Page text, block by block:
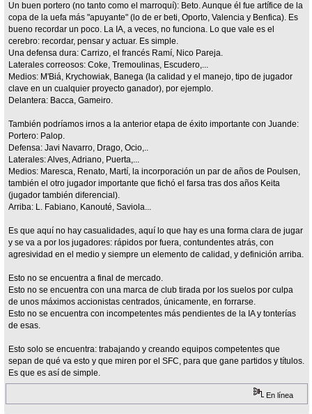
Un buen portero (no tanto como el marroquí): Beto. Aunque él fue artífice de la
copa de la uefa más "apuyante" (lo de er beti, Oporto, Valencia y Benfica). Es
bueno recordar un poco. La IA, a veces, no funciona. Lo que vale es el
cerebro: recordar, pensar y actuar. Es simple.
Una defensa dura: Carrizo, el francés Ramí, Nico Pareja.
Laterales correosos: Coke, Tremoulinas, Escudero,...
Medios: M'Biá, Krychowiak, Banega (la calidad y el manejo, tipo de jugador
clave en un cualquier proyecto ganador), por ejemplo.
Delantera: Bacca, Gameiro.
También podríamos irnos a la anterior etapa de éxito importante con Juande:
Portero: Palop.
Defensa: Javi Navarro, Drago, Ocio,..
Laterales: Alves, Adriano, Puerta,...
Medios: Maresca, Renato, Martí, la incorporación un par de años de Poulsen,
también el otro jugador importante que fichó el farsa tras dos años Keita
(jugador también diferencial).
Arriba: L. Fabiano, Kanouté, Saviola...
Es que aquí no hay casualidades, aquí lo que hay es una forma clara de jugar
y se va a por los jugadores: rápidos por fuera, contundentes atrás, con
agresividad en el medio y siempre un elemento de calidad, y definición arriba.
Esto no se encuentra a final de mercado.
Esto no se encuentra con una marca de club tirada por los suelos por culpa
de unos máximos accionistas centrados, únicamente, en forrarse.
Esto no se encuentra con incompetentes más pendientes de la IA y tonterías
de esas.
Esto solo se encuentra: trabajando y creando equipos competentes que
sepan de qué va esto y que miren por el SFC, para que gane partidos y títulos.
Es que es así de simple.
En línea